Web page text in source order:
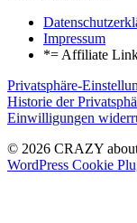
Impressum
*= Affiliate
Privatsphäre-
Historie der
Einwilligungen
© 2026 CRAZY
WordPress Cookie